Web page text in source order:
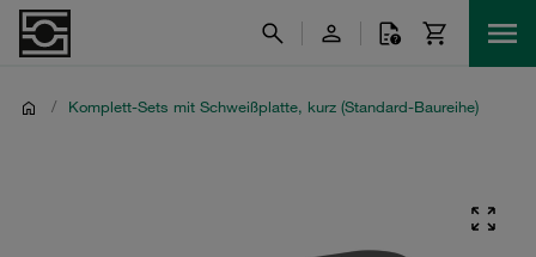
/ Komplett-Sets mit Schweißplatte, kurz (Standard-Baureihe)